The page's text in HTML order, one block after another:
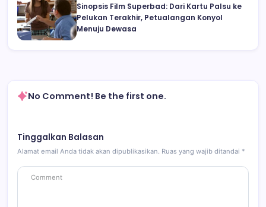
Sinopsis Film Superbad: Dari Kartu Palsu ke
Pelukan Terakhir, Petualangan Konyol
Menuju Dewasa
No Comment! Be the first one.
Tinggalkan Balasan
Alamat email Anda tidak akan dipublikasikan. Ruas yang wajib ditandai *